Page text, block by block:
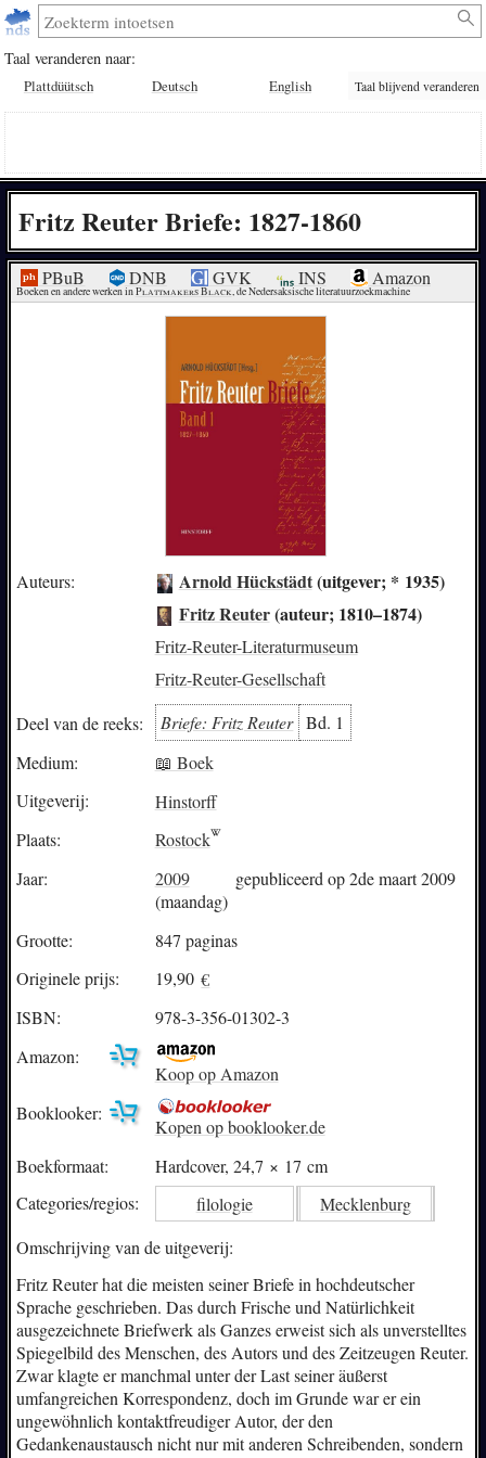
Taal veranderen naar:
Plattdüütsch Deutsch English Taal blijvend veranderen
Fritz Reuter Briefe: 1827-1860
PBuB DNB GVK INS Amazon
Boeken en andere werken in Plattmakers Black, de Nedersaksische literatuurzoekmachine
Auteurs: Arnold Hückstädt(uitgever; * 1935)
Fritz Reuter(auteur; 1810–1874)
Fritz-Reuter-Literaturmuseum
Fritz-Reuter-Gesellschaft
Deel van de reeks:
Briefe: Fritz Reuter Bd. 1
Medium:
📖 Boek
Uitgeverij:
Hinstorff
Plaats:
Rostock
Jaar:
2009
gepubliceerd op 2de maart 2009
(maandag)
Grootte:
847 paginas
Originele prijs:
19,90 €
ISBN:
978-3-356-01302-3
Amazon:
Koop op Amazon
Booklooker:
Kopen op booklooker.de
Boekformaat:
Hardcover, 24,7 × 17 cm
Categories/regios: filologie
Mecklenburg
Omschrijving van de uitgeverij:
Fritz Reuter hat die meisten seiner Briefe in hochdeutscher
Sprache geschrieben. Das durch Frische und Natürlichkeit
ausgezeichnete Briefwerk als Ganzes erweist sich als unverstelltes
Spiegelbild des Menschen, des Autors und des Zeitzeugen Reuter.
Zwar klagte er manchmal unter der Last seiner äußerst
umfangreichen Korrespondenz, doch im Grunde war er ein
ungewöhnlich kontaktfreudiger Autor, der den
Gedankenaustausch nicht nur mit anderen Schreibenden, sondern